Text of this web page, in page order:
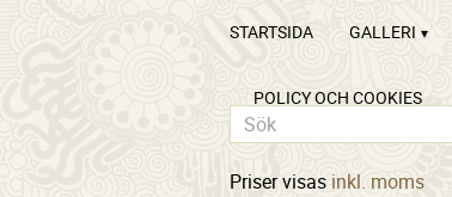
STARTSIDA GALLERI
POLICY OCH COOKIES
Priser visas inkl. moms